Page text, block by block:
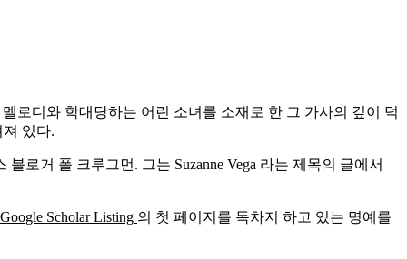
로디와 학대당하는 어린 소녀를 소재로 한 그 가사의 깊이 덕
있다.
로거 폴 크루그먼. 그는 Suzanne Vega 라는 제목의 글에서
Google Scholar Listing 의 첫 페이지를 독차지 하고 있는 명예를